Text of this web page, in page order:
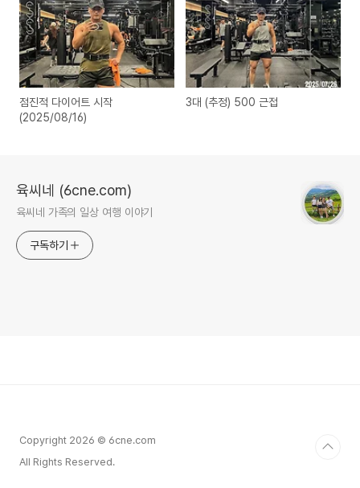
점진적 다이어트 시작
(2025/08/16)
3대 (추정) 500 근접
육씨네 (6cne.com)
육씨네 가족의 일상 여행 이야기
구독하기
Copyright 2026 © 6cne.com
All Rights Reserved.